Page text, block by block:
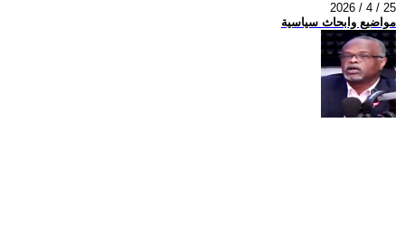
2026 / 4 / 25
مواضيع وابحاث سياسية